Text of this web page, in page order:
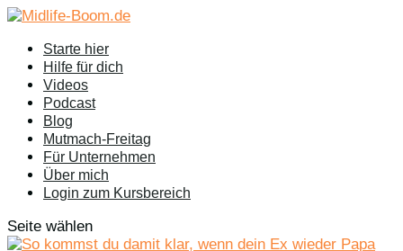
Starte hier
Hilfe für dich
Videos
Podcast
Blog
Mutmach-Freitag
Für Unternehmen
Über mich
Login zum Kursbereich
Seite wählen